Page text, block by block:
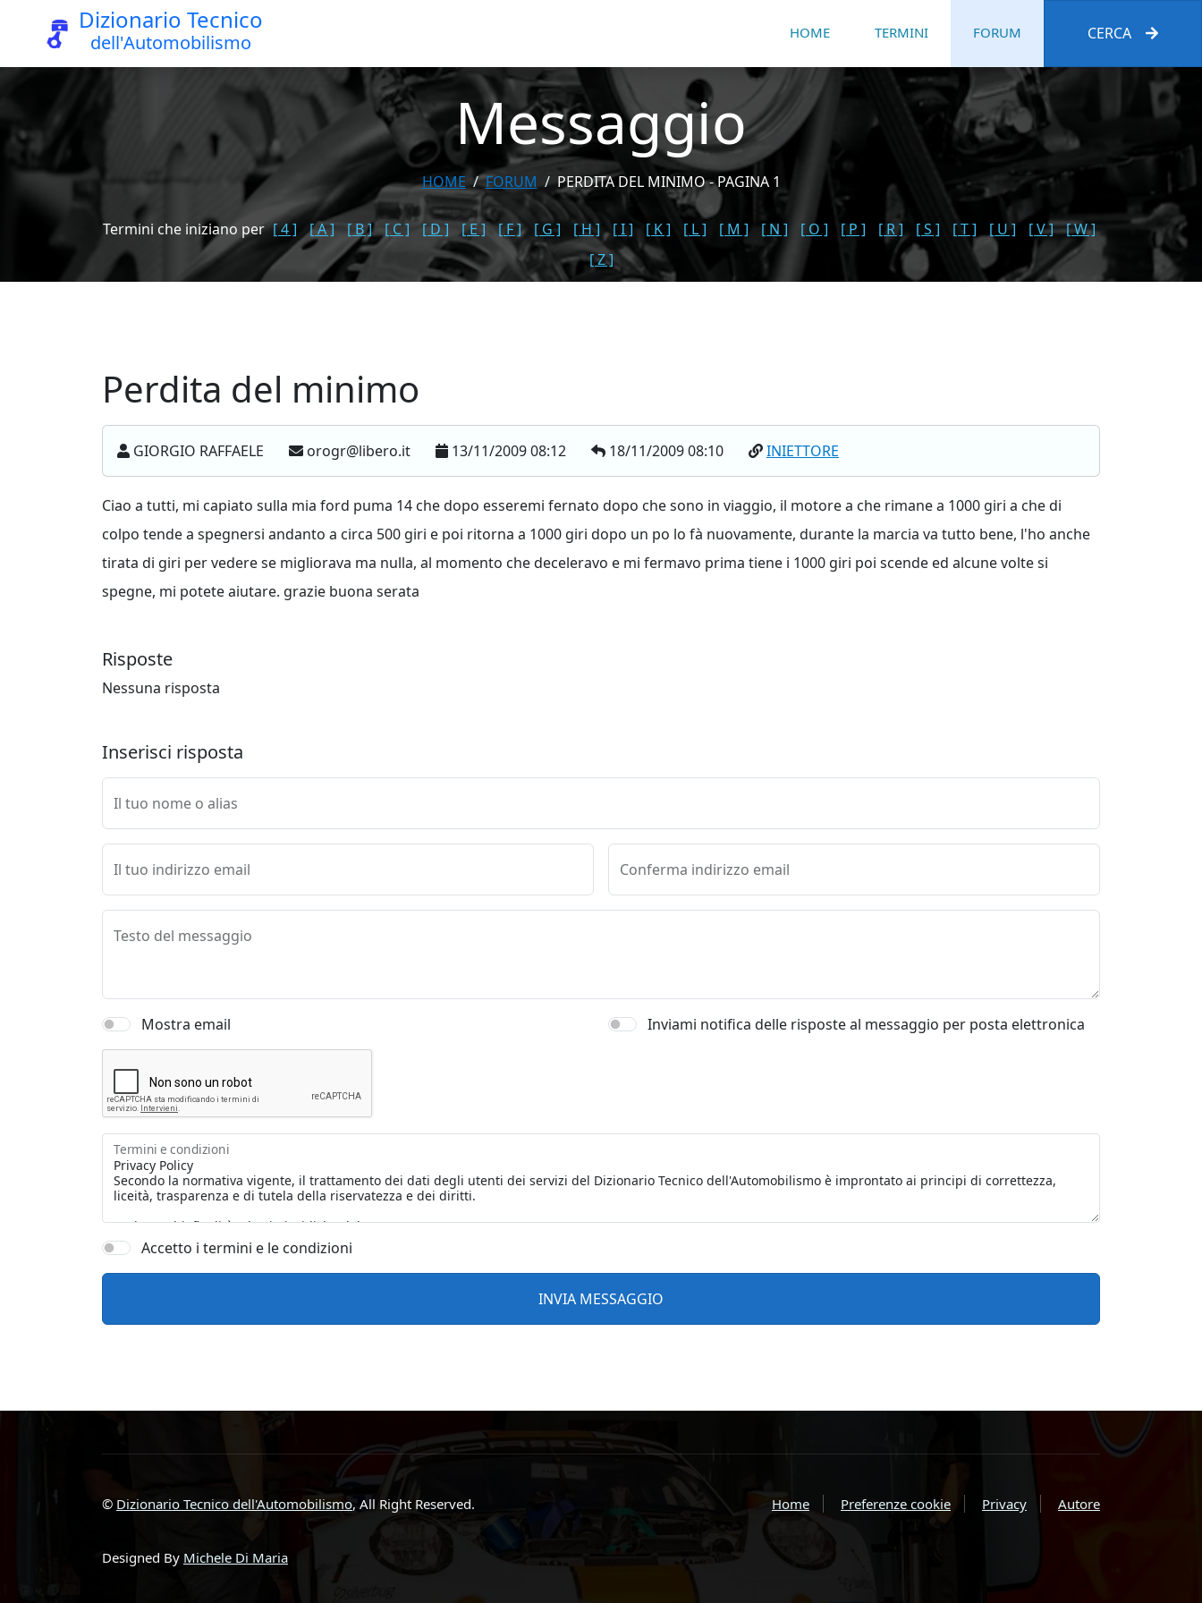
Dizionario Tecnico
dell'Automobilismo HOME TERMINI FORUM CERCA
Messaggio
HOME FORUM PERDITA DEL MINIMO - PAGINA 1
Termini che iniziano per [ 4 ] [ A ] [ B ] [ C ] [ D ] [ E ] [ F ] [ G ] [ H ] [ I ] [ K ] [ L ] [ M ] [ N ] [ O ] [ P ] [ R ] [ S ] [ T ] [ U ] [ V ]
[ W ]
[ Z ]
Perdita del minimo
GIORGIO RAFFAELE orogr@libero.it 13/11/2009 08:12 18/11/2009 08:10 INIETTORE
Ciao a tutti, mi capiato sulla mia ford puma 14 che dopo esseremi fernato dopo che sono in viaggio, il motore a che rimane a 1000 giri a che di
colpo tende a spegnersi andanto a circa 500 giri e poi ritorna a 1000 giri dopo un po lo fà nuovamente, durante la marcia va tutto bene, l'ho anche
tirata di giri per vedere se migliorava ma nulla, al momento che deceleravo e mi fermavo prima tiene i 1000 giri poi scende ed alcune volte si
spegne, mi potete aiutare. grazie buona serata
Risposte
Nessuna risposta
Inserisci risposta
Il tuo nome o alias
Il tuo indirizzo email Conferma indirizzo email
Testo del messaggio
Mostra email Inviami notifica delle risposte al messaggio per posta elettronica
Termini e condizioni
Accetto i termini e le condizioni
© Dizionario Tecnico dell'Automobilismo, All Right Reserved.
Designed By Michele Di Maria
Home Preferenze cookie Privacy Autore